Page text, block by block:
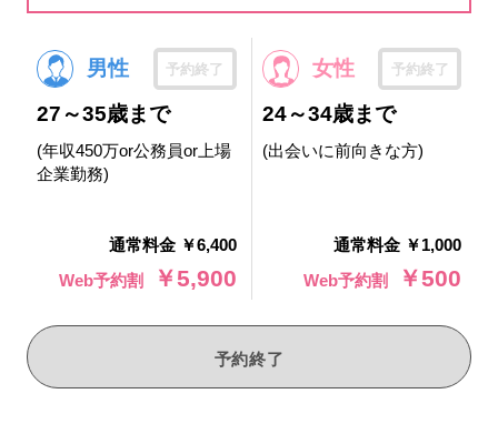
男性 予約終了
27～35歳まで
(年収450万or公務員or上場
企業勤務)
通常料金 ￥6,400
Web予約割
￥5,900
女性 予約終了
24～34歳まで
(出会いに前向きな方)
通常料金 ￥1,000
Web予約割
￥500
予約終了